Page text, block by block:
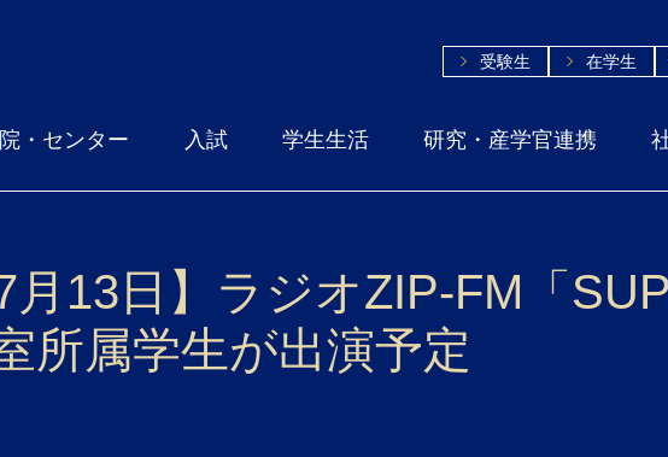
受験生
在学生
・センター 入試 学生生活 研究・産学官連携
月13日】ラジオZIP-FM「
所属学生が出演予定